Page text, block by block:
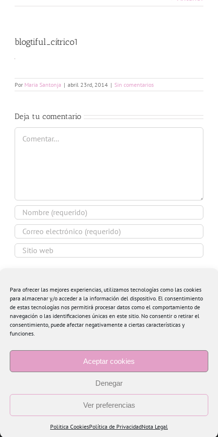
Para ofrecer las mejores experiencias, utilizamos tecnologías como las cookies
para almacenar y/o acceder a la información del dispositivo. El consentimiento
de estas tecnologías nos permitirá procesar datos como el comportamiento de
navegación o las identificaciones únicas en este sitio. No consentir o retirar el
consentimiento, puede afectar negativamente a ciertas características y
funciones.
Aceptar cookies
Denegar
Ver preferencias
Politica CookiesPolítica de PrivacidadNota Legal
blogtiful_cítrico1
Por Maria Santonja | abril 23rd, 2014 | Sin comentarios
Deja tu comentario
Comentar
navegador para la próxima vez que comente.
Copyright 2015 Blogtiful by María Santonja | Todos los derechos reservados